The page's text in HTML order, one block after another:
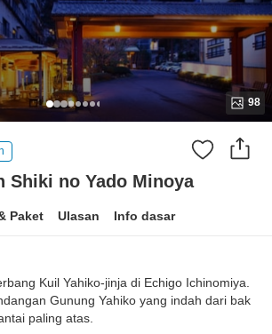
98
Shiki no Yado Minoya
Paket Ulasan Info dasar
Kuil Yahiko-jinja di Echigo Ichinomiya.
Gunung Yahiko yang indah dari bak
paling atas.